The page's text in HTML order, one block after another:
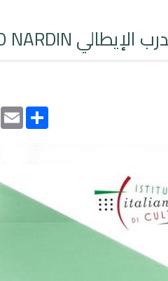
EmailShare